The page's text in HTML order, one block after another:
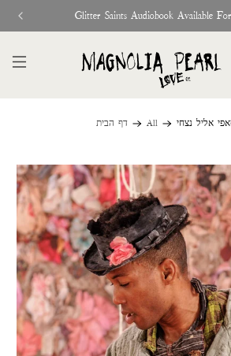
Glitter Saints Audiobook Available
דף הבית All אליל נצחי